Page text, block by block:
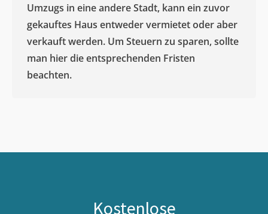
Umzugs in eine andere Stadt, kann ein zuvor
gekauftes Haus entweder vermietet oder aber
verkauft werden. Um Steuern zu sparen, sollte
man hier die entsprechenden Fristen
beachten.
Kostenlose